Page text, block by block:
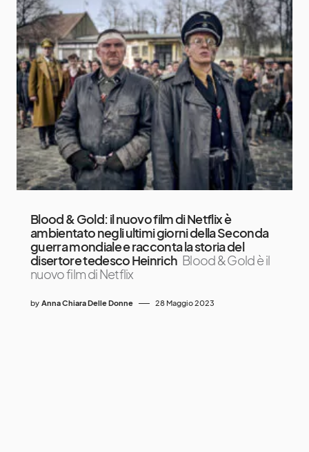
Blood & Gold: il nuovo film di Netflix è
ambientato negli ultimi giorni della Seconda
guerra mondiale e racconta la storia del
disertore tedesco Heinrich Blood & Gold è il
nuovo film di Netflix
by Anna Chiara Delle Donne 28 Maggio 2023